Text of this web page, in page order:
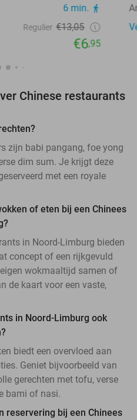
6 min.
Regulier €13,05
€6,95
Chinese restaurants
zijn babi pangang, foe yong
dim sum. Je krijgt deze
met een royale
of eten bij een Chinees
in Noord-Limburg bieden
concept of een rijkgevuld
wokmaaltijd samen of
de kaart voor een vaste,
in Noord-Limburg ook
biedt een overvloed aan
Geniet bijvoorbeeld van
gerechten met tofu, verse
bami of nasi.
reservering bij een Chinees